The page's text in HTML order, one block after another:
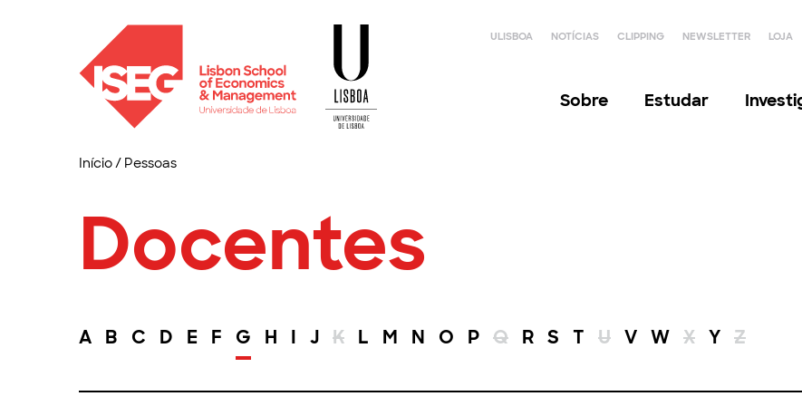
ULISBOA NOTÍCIAS CLIPPING NEWSLETTER LOJA
Sobre Estudar
Início/ Pessoas
Docentes
A B C D E F G H I J K L M N O P Q R S T U V W X Y Z